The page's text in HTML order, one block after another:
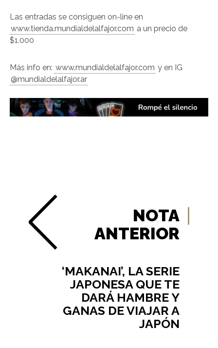
Las entradas se consiguen on-line en
www.tienda.mundialdelalfajor.com a un precio de
$1.000
Más info en: www.mundialdelalfajor.com y en IG
@mundialdelalfajor.ar
NOTA
ANTERIOR
‘MAKANAI’, LA SERIE
JAPONESA QUE TE
DARÁ HAMBRE Y
GANAS DE VIAJAR A
JAPÓN